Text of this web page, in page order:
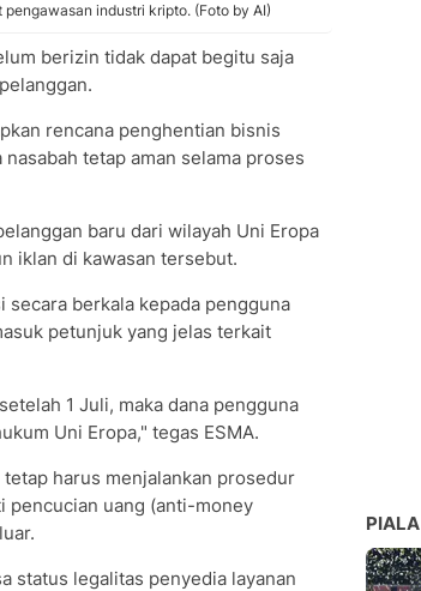
industri kripto. (Foto by AI)
berizin tidak dapat begitu saja
rencana penghentian bisnis
tetap aman selama proses
baru dari wilayah Uni Eropa
iklan di kawasan tersebut.
berkala kepada pengguna
petunjuk yang jelas terkait
1 Juli, maka dana pengguna
Uni Eropa," tegas ESMA.
harus menjalankan prosedur
pencucian uang (anti-money
status legalitas penyedia layanan